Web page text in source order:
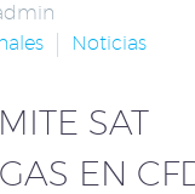
Noticias
SAT
EN